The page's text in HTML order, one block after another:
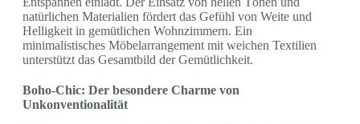
natürlichen Materialien fördert das Gefühl von Weite und
Helligkeit in gemütlichen Wohnzimmern. Ein
minimalistisches Möbelarrangement mit weichen Textilien
unterstützt das Gesamtbild der Gemütlichkeit.
Boho-Chic: Der besondere Charme von
Unkonventionalität